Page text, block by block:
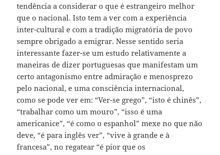
tendência a considerar o que é estrangeiro melhor
que o nacional. Isto tem a ver com a experiência
inter-cultural e com a tradição migratória de povo
sempre obrigado a emigrar. Nesse sentido seria
interessante fazer-se um estudo relativamente a
maneiras de dizer portuguesas que manifestam um
certo antagonismo entre admiração e menosprezo
pelo nacional, e uma consciência internacional,
como se pode ver em: “Ver-se grego”, “isto é chinês”,
“trabalhar como um mouro”, “isso é uma
americanice”, “é como o espanhol” mexe no que não
deve, “é para inglês ver”, “vive à grande e à
francesa”, no regatear “é pior que os